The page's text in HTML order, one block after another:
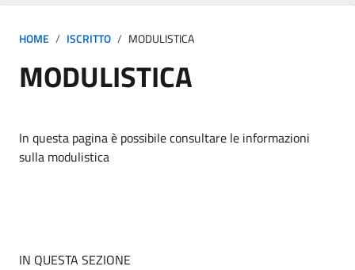
ISCRITTO
PROFESSIONE
AGGIORNAMENTO PROFESSIONALE
HOME ISCRITTO MODULISTICA
MODULISTICA
In questa pagina è possibile consultare le informazioni
sulla modulistica
IN QUESTA SEZIONE